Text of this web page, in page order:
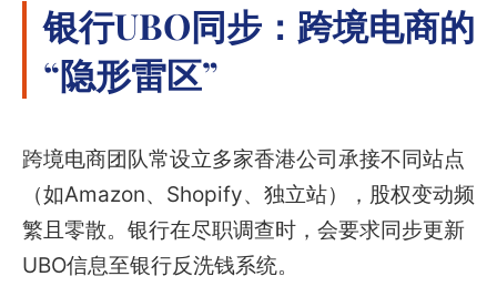
银行UBO同步：跨境电商的
“隐形雷区”
跨境电商团队常设立多家香港公司承接不同站点
（如Amazon、Shopify、独立站），股权变动频
繁且零散。银行在尽职调查时，会要求同步更新
UBO信息至银行反洗钱系统。